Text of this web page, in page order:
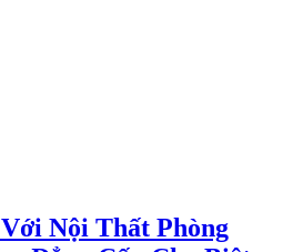
Nội Thất Phòng